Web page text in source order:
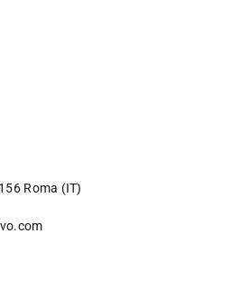
Roma (IT)